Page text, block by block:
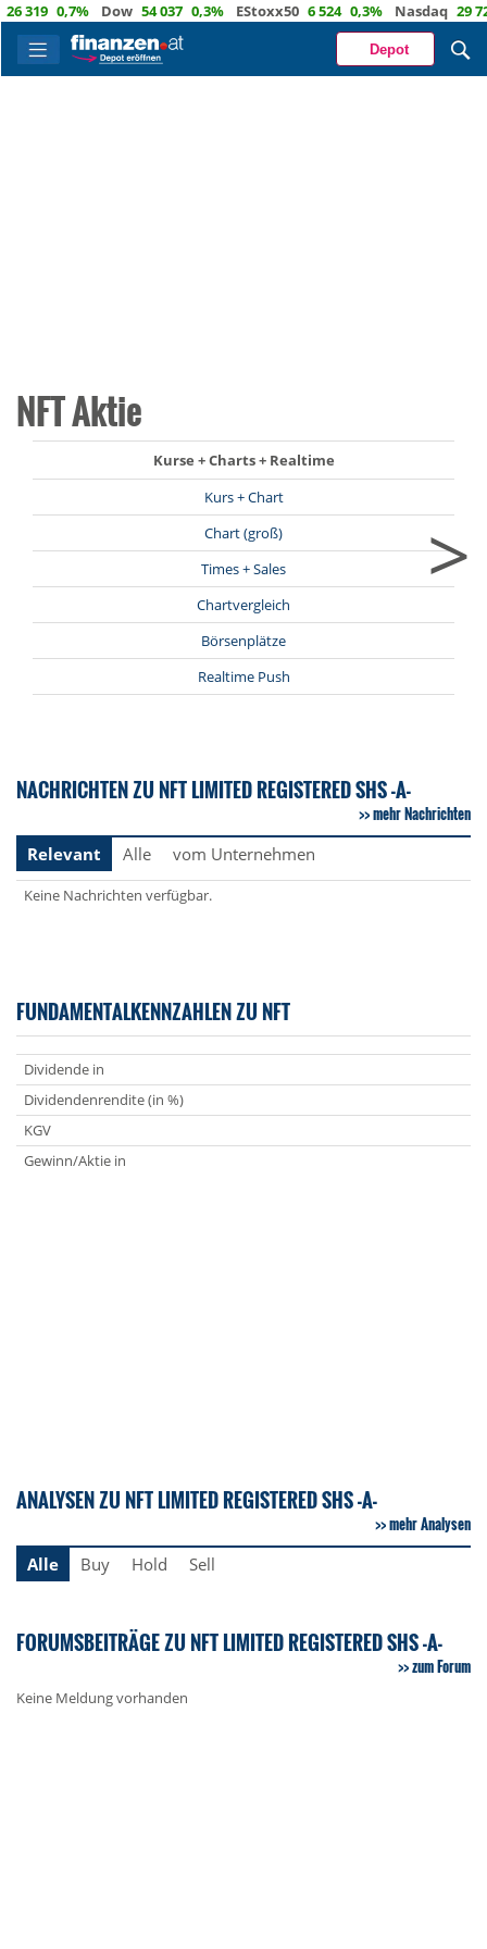
0,7% Dow 54 037 0,3% EStoxx50 6 524 0,3% Nasdaq 29 722
Depot
NFT Aktie
Kurse + Charts + Realtime
Kurs + Chart
Chart (groß)
Times + Sales
Chartvergleich
Börsenplätze
Realtime Push
>
NACHRICHTEN ZU NFT LIMITED REGISTERED SHS -A-
mehr Nachrichten
Relevant
Alle vom Unternehmen
Keine Nachrichten verfügbar.
FUNDAMENTALKENNZAHLEN ZU NFT
Dividende in
Dividendenrendite (in %)
KGV
Gewinn/Aktie in
ANALYSEN ZU NFT LIMITED REGISTERED SHS -A-
mehr Analysen
Alle
Buy Hold Sell
FORUMSBEITRÄGE ZU NFT LIMITED REGISTERED SHS -A-
zum Forum
Keine Meldung vorhanden